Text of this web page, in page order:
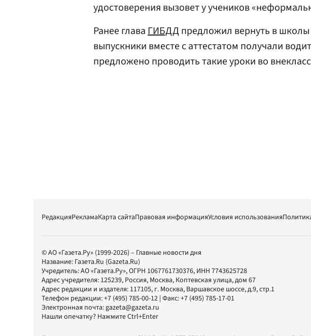
удостоверения вызовет у учеников
Ранее главаГИБДДпредложил вернуть в школы
выпускники вместе с аттестатом получали
предложено проводить такие уроки во
РедакцияРекламаКарта сайтаПравовая информацияУсловия использования
© АО «Газета.Ру» (1999-2026) – Главные новости дня
Название: Газета.Ru (Gazeta.Ru)
Учредитель:АО «Газета.Ру», ОГРН 1067761730376, ИНН 7743625728
Адрес учредителя: 125239, Россия, Москва, Коптевская улица, дом 67
Адрес редакции и издателя: 117105, г. Москва, Варшавское шоссе, д.9, стр.1
Телефон редакции:+7 (495) 785-00-12 | Факс:+7 (495) 785-17-01
Электронная почта:gazeta@gazeta.ru
Нашли опечатку? Нажмите Ctrl+Enter